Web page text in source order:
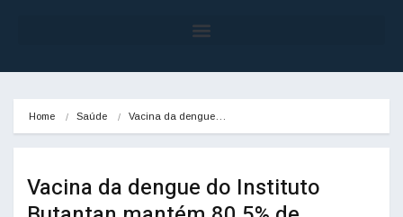
Home Saúde Vacina da dengue…
Vacina da dengue do Instituto